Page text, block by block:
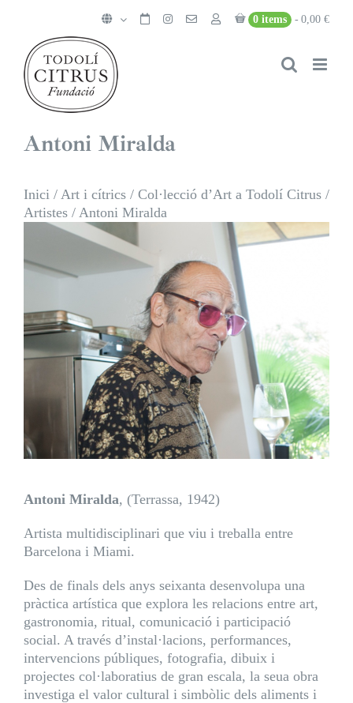
content
0 items 0,00 €
Antoni Miralda
Inici / Art i cítrics / Col·lecció d’Art a Todolí Citrus /
Artistes / Antoni Miralda
Antoni Miralda, (Terrassa, 1942)
Artista multidisciplinari que viu i treballa entre
Barcelona i Miami.
Des de finals dels anys seixanta desenvolupa una
pràctica artística que explora les relacions entre art,
gastronomia, ritual, comunicació i participació
social. A través d’instal·lacions, performances,
intervencions públiques, fotografia, dibuix i
projectes col·laboratius de gran escala, la seua obra
investiga el valor cultural i simbòlic dels aliments i